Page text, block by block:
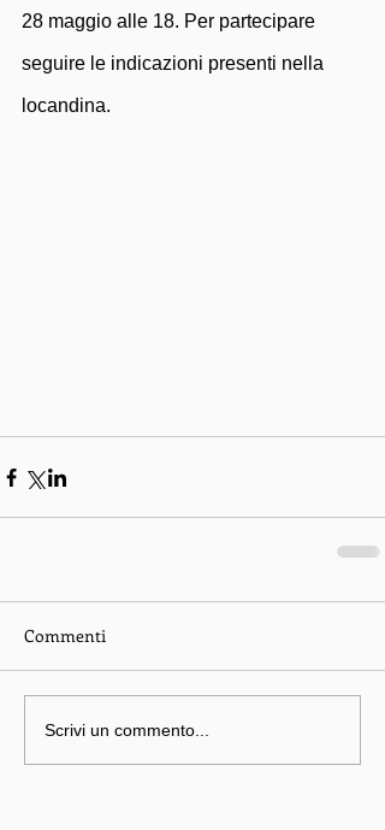
28 maggio alle 18. Per partecipare
seguire le indicazioni presenti nella
locandina.
Commenti
Scrivi un commento...